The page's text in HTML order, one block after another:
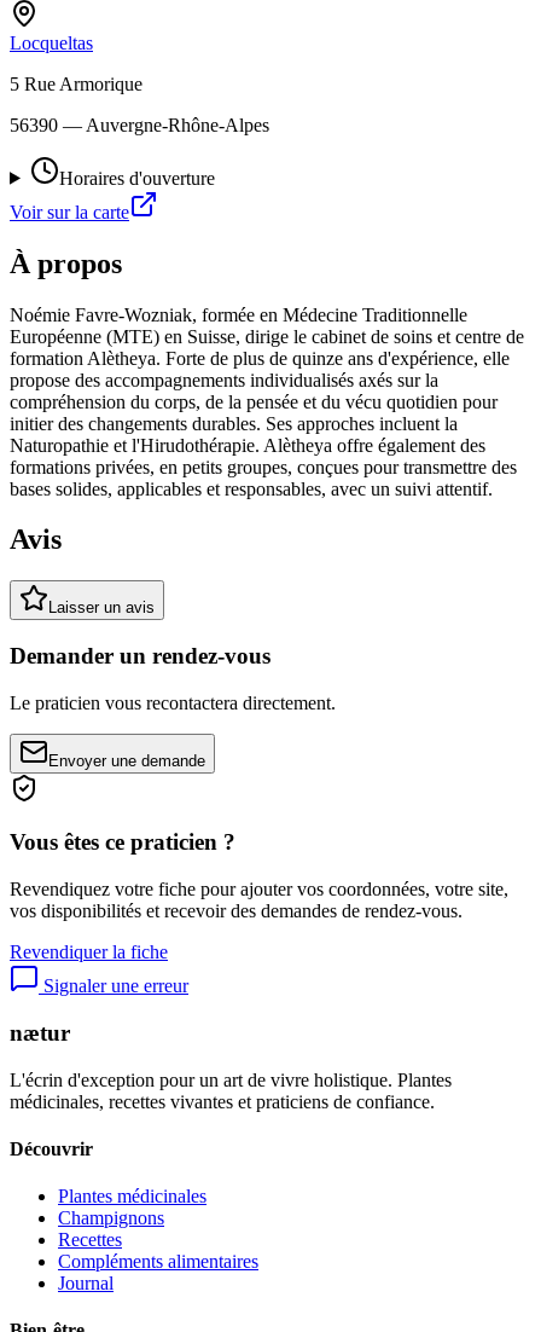
Locqueltas
5 Rue Armorique
56390 — Auvergne-Rhône-Alpes
Horaires d'ouverture
Voir sur la carte
À propos
Noémie Favre-Wozniak, formée en Médecine Traditionnelle
Européenne (MTE) en Suisse, dirige le cabinet de soins et centre de
formation Alètheya. Forte de plus de quinze ans d'expérience, elle
propose des accompagnements individualisés axés sur la
compréhension du corps, de la pensée et du vécu quotidien pour
initier des changements durables. Ses approches incluent la
Naturopathie et l'Hirudothérapie. Alètheya offre également des
formations privées, en petits groupes, conçues pour transmettre des
bases solides, applicables et responsables, avec un suivi attentif.
Avis
Laisser un avis
Demander un rendez-vous
Le praticien vous recontactera directement.
Envoyer une demande
Vous êtes ce praticien ?
Revendiquez votre fiche pour ajouter vos coordonnées, votre site,
vos disponibilités et recevoir des demandes de rendez-vous.
Revendiquer la fiche
Signaler une erreur
nætur
L'écrin d'exception pour un art de vivre holistique. Plantes
médicinales, recettes vivantes et praticiens de confiance.
Découvrir
Plantes médicinales
Champignons
Recettes
Compléments alimentaires
Journal